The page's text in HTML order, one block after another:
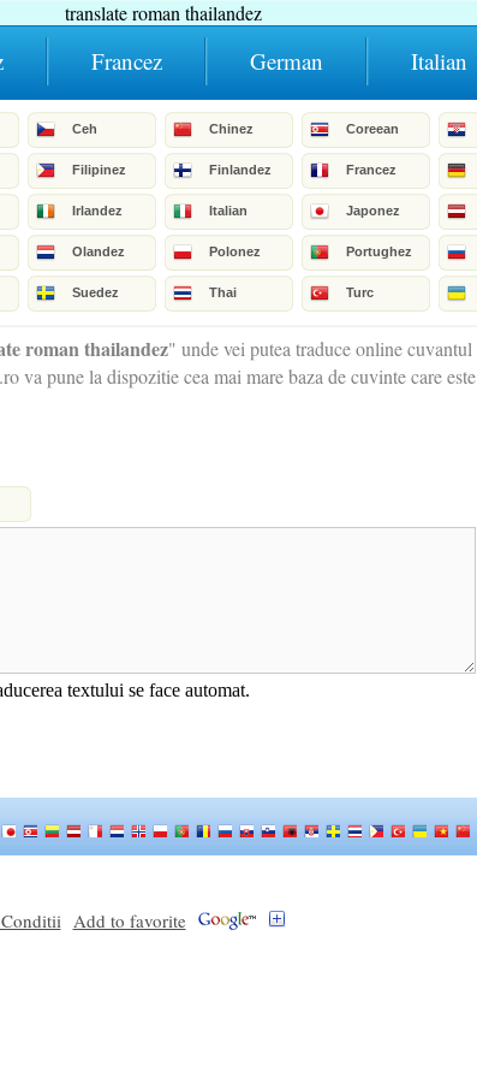
translate roman thailandez
Francez German Italian
Ceh Chinez Coreean
Filipinez Finlandez Francez
Irlandez Italian Japonez
Olandez Polonez Portughez
Suedez Thai Turc
roman thailandez" unde vei putea traduce online cuvantul
va pune la dispozitie cea mai mare baza de cuvinte care este
textului se face automat.
Add to favorite